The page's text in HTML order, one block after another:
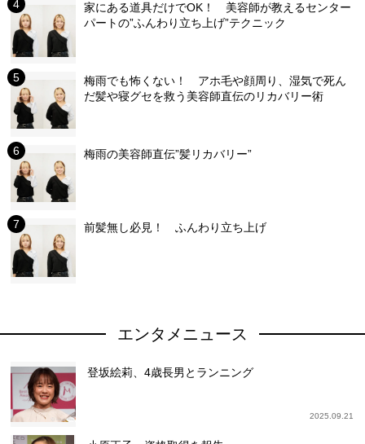
家にある道具だけでOK！ 美容師が教えるセンター
パートの”ふんわり立ち上げ”テクニック
梅雨でも怖くない！ アホ毛や顔周り、湿気で死ん
だ髪や寝グセを救う美容師直伝のリカバリー術
梅雨の美容師直伝”髪リカバリー”
前髪無し必見！ ふんわり立ち上げ
エンタメニュース
登坂絵莉、4歳長男とランニング
2025.09.21